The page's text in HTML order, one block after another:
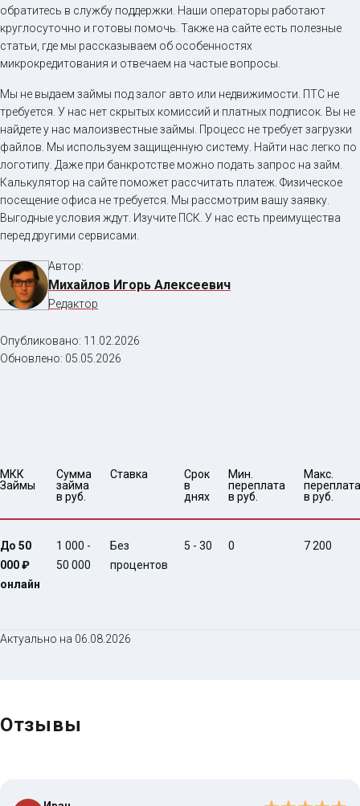
обратитесь в службу поддержки. Наши операторы работают
круглосуточно и готовы помочь. Также на сайте есть полезные
статьи, где мы рассказываем об особенностях
микрокредитования и отвечаем на частые вопросы.
Мы не выдаем займы под залог авто или недвижимости. ПТС не
требуется. У нас нет скрытых комиссий и платных подписок. Вы не
найдете у нас малоизвестные займы. Процесс не требует загрузки
файлов. Мы используем защищенную систему. Найти нас легко по
логотипу. Даже при банкротстве можно подать запрос на займ.
Калькулятор на сайте поможет рассчитать платеж. Физическое
посещение офиса не требуется. Мы рассмотрим вашу заявку.
Выгодные условия ждут. Изучите ПСК. У нас есть преимущества
перед другими сервисами.
Автор:
Михайлов Игорь Алексеевич
Редактор
Опубликовано: 11.02.2026
Обновлено: 05.05.2026
МКК
Займы
Сумма
займа
в руб.
Ставка
Срок
в
днях
Мин.
переплата
в руб.
Макс.
переплата
в руб.
До 50
000 ₽
онлайн
1 000 -
50 000
Без
процентов
5 - 30 0 7 200
Актуально на 06.08.2026
Отзывы